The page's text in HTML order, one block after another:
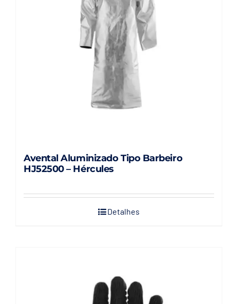
Avental Aluminizado Tipo Barbeiro
HJ52500 – Hércules
Detalhes